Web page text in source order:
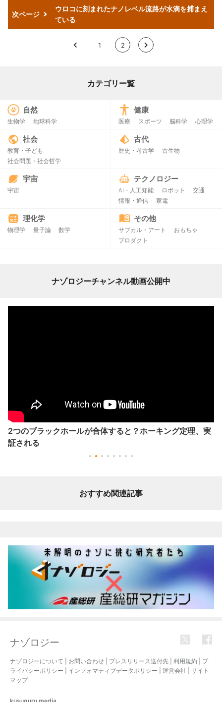
次ページ
ウロコに刻まれたナノレベル流路が水滴を捕まえ
ている
< 1 2 >
カテゴリー覧
自然
生物学 地球科学
健康
医療 スポーツ 脳科学 心理学
社会
教育・子ども
社会問題・社会哲学
古代
歴史・考古学 古生物
宇宙
宇宙
テクノロジー
AI・人工知能 ロボット
交通
情報・通信
家電
理化学
物理学 量子論 数学
その他
サブカル・アート
おもちゃ
プロダクト
ナゾロジーチャンネル動画公開中
2つのブラックホールが合体すると？ホーキング定理、実
証される
おすすめ関連記事
ナゾロジー
ナゾロジーについて お問い合わせ プレスリリース送付先 利用規約
プ
ライバシーポリシー
インフォマティブデータポリシー 運営会社
サイト
マップ